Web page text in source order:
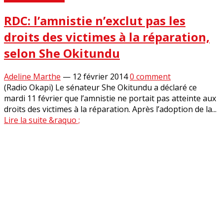
RDC: l’amnistie n’exclut pas les
droits des victimes à la réparation,
selon She Okitundu
Adeline Marthe — 12 février 20140 comment
(Radio Okapi) Le sénateur She Okitundu a déclaré ce
mardi 11 février que l’amnistie ne portait pas atteinte aux
droits des victimes à la réparation. Après l’adoption de la...
Lire la suite &raquo ;